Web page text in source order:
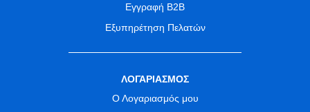
Εγγραφή B2B
Εξυπηρέτηση Πελατών
ΛΟΓΑΡΙΑΣΜΟΣ
Ο Λογαριασμός μου